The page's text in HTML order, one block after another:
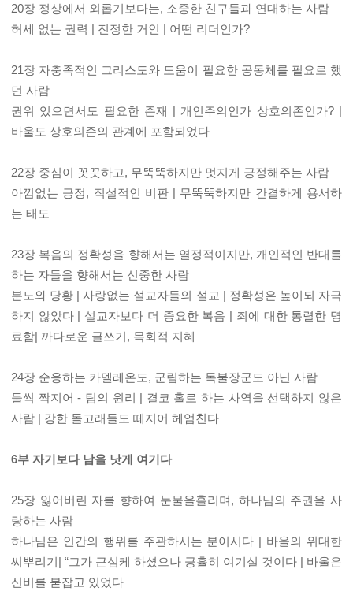
20장 정상에서 외롭기보다는, 소중한 친구들과 연대하는 사람
허세 없는 권력 | 진정한 거인 | 어떤 리더인가?
21장 자충족적인 그리스도와 도움이 필요한 공동체를 필요로 했
던 사람
권위 있으면서도 필요한 존재 | 개인주의인가 상호의존인가? |
바울도 상호의존의 관계에 포함되었다
22장 중심이 꼿꼿하고, 무뚝뚝하지만 멋지게 긍정해주는 사람
아낌없는 긍정, 직설적인 비판 | 무뚝뚝하지만 간결하게 용서하
는 태도
23장 복음의 정확성을 향해서는 열정적이지만, 개인적인 반대를
하는 자들을 향해서는 신중한 사람
분노와 당황 | 사랑없는 설교자들의 설교 | 정확성은 높이되 자극
하지 않았다 | 설교자보다 더 중요한 복음 | 죄에 대한 통렬한 명
료함| 까다로운 글쓰기, 목회적 지혜
24장 순응하는 카멜레온도, 군림하는 독불장군도 아닌 사람
둘씩 짝지어 - 팀의 원리 | 결코 홀로 하는 사역을 선택하지 않은
사람 | 강한 돌고래들도 떼지어 헤엄친다
6부 자기보다 남을 낫게 여기다
25장 잃어버린 자를 향하여 눈물을흘리며, 하나님의 주권을 사
랑하는 사람
하나님은 인간의 행위를 주관하시는 분이시다 | 바울의 위대한
씨뿌리기| “그가 근심케 하셨으나 긍휼히 여기실 것이다 | 바울은
신비를 붙잡고 있었다